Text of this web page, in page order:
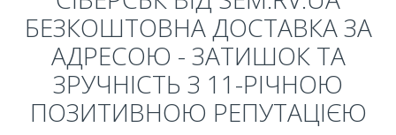
БЕЗКОШТОВНА ДОСТАВКА ЗА
АДРЕСОЮ - ЗАТИШОК ТА
ЗРУЧНІСТЬ З 11-РІЧНОЮ
ПОЗИТИВНОЮ РЕПУТАЦІЄЮ